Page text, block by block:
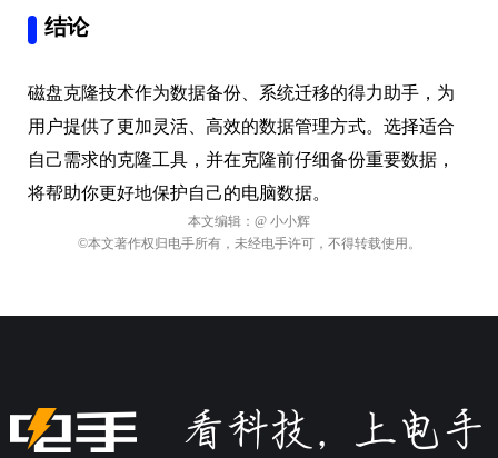
结论
磁盘克隆技术作为数据备份、系统迁移的得力助手，为
用户提供了更加灵活、高效的数据管理方式。选择适合
自己需求的克隆工具，并在克隆前仔细备份重要数据，
将帮助你更好地保护自己的电脑数据。
本文编辑： @ 小小辉
©本文著作权归电手所有，未经电手许可，不得转载使用。